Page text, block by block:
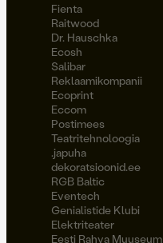
Fienta
Raitwood
Dr. Hauschka
Ecosh
Salibar
Reklaamikompanii
Ecoprint
Eccom
Postimees
Teatritehnoloogia
.japuha
dekoratsioonid.ee
RGB Baltic
Eventech
Genialistide Klubi
Elektriteater
Eesti Rahva Muuseum